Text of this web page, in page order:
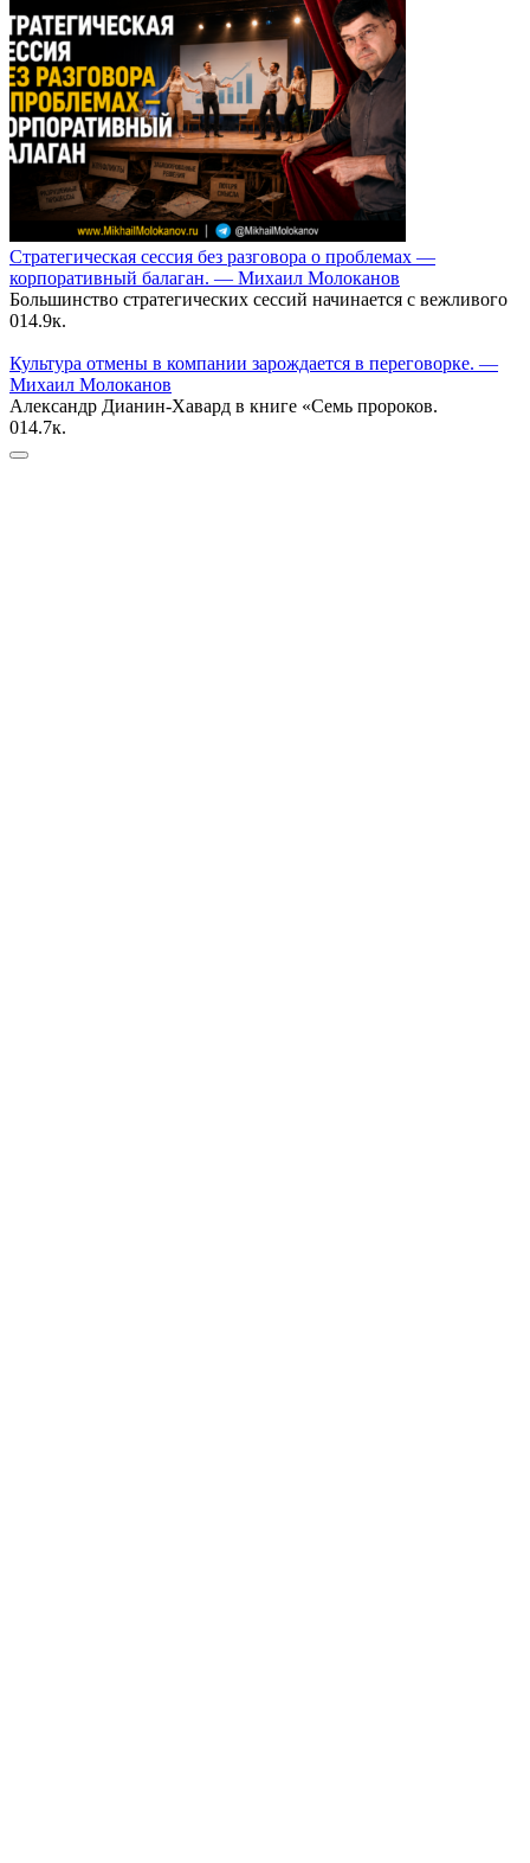
Стратегическая сессия без разговора о проблемах —
корпоративный балаган. — Михаил Молоканов
Большинство стратегических сессий начинается с вежливого
014.9к.
Культура отмены в компании зарождается в переговорке. —
Михаил Молоканов
Александр Дианин-Хавард в книге «Семь пророков.
014.7к.